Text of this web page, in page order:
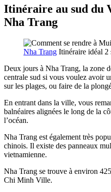
Itinéraire au sud du
Nha Trang
Nha Trang Itinéraire idéal 2
Deux jours à Nha Trang, la zone
centrale sud si vous voulez avoir
sur les plages, ou faire de la
En entrant dans la ville, vous
balnéaires alignées le long de la
l’océan.
Nha Trang est également très
chinois. Il existe des panneaux
vietnamienne.
Nha Trang se trouve à environ
Chi Minh Ville.